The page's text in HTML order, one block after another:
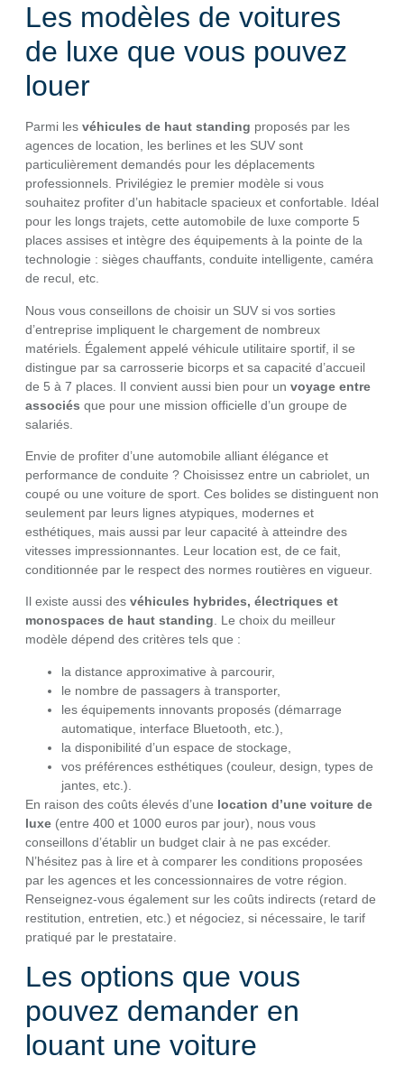
Les modèles de voitures
de luxe que vous pouvez
louer
Parmi les véhicules de haut standing proposés par les
agences de location, les berlines et les SUV sont
particulièrement demandés pour les déplacements
professionnels. Privilégiez le premier modèle si vous
souhaitez profiter d’un habitacle spacieux et confortable. Idéal
pour les longs trajets, cette automobile de luxe comporte 5
places assises et intègre des équipements à la pointe de la
technologie : sièges chauffants, conduite intelligente, caméra
de recul, etc.
Nous vous conseillons de choisir un SUV si vos sorties
d’entreprise impliquent le chargement de nombreux
matériels. Également appelé véhicule utilitaire sportif, il se
distingue par sa carrosserie bicorps et sa capacité d’accueil
de 5 à 7 places. Il convient aussi bien pour un voyage entre
associés que pour une mission officielle d’un groupe de
salariés.
Envie de profiter d’une automobile alliant élégance et
performance de conduite ? Choisissez entre un cabriolet, un
coupé ou une voiture de sport. Ces bolides se distinguent non
seulement par leurs lignes atypiques, modernes et
esthétiques, mais aussi par leur capacité à atteindre des
vitesses impressionnantes. Leur location est, de ce fait,
conditionnée par le respect des normes routières en vigueur.
Il existe aussi des véhicules hybrides, électriques et
monospaces de haut standing. Le choix du meilleur
modèle dépend des critères tels que :
la distance approximative à parcourir,
le nombre de passagers à transporter,
les équipements innovants proposés (démarrage
automatique, interface Bluetooth, etc.),
la disponibilité d’un espace de stockage,
vos préférences esthétiques (couleur, design, types de
jantes, etc.).
En raison des coûts élevés d’une location d’une voiture de
luxe (entre 400 et 1000 euros par jour), nous vous
conseillons d’établir un budget clair à ne pas excéder.
N’hésitez pas à lire et à comparer les conditions proposées
par les agences et les concessionnaires de votre région.
Renseignez-vous également sur les coûts indirects (retard de
restitution, entretien, etc.) et négociez, si nécessaire, le tarif
pratiqué par le prestataire.
Les options que vous
pouvez demander en
louant une voiture